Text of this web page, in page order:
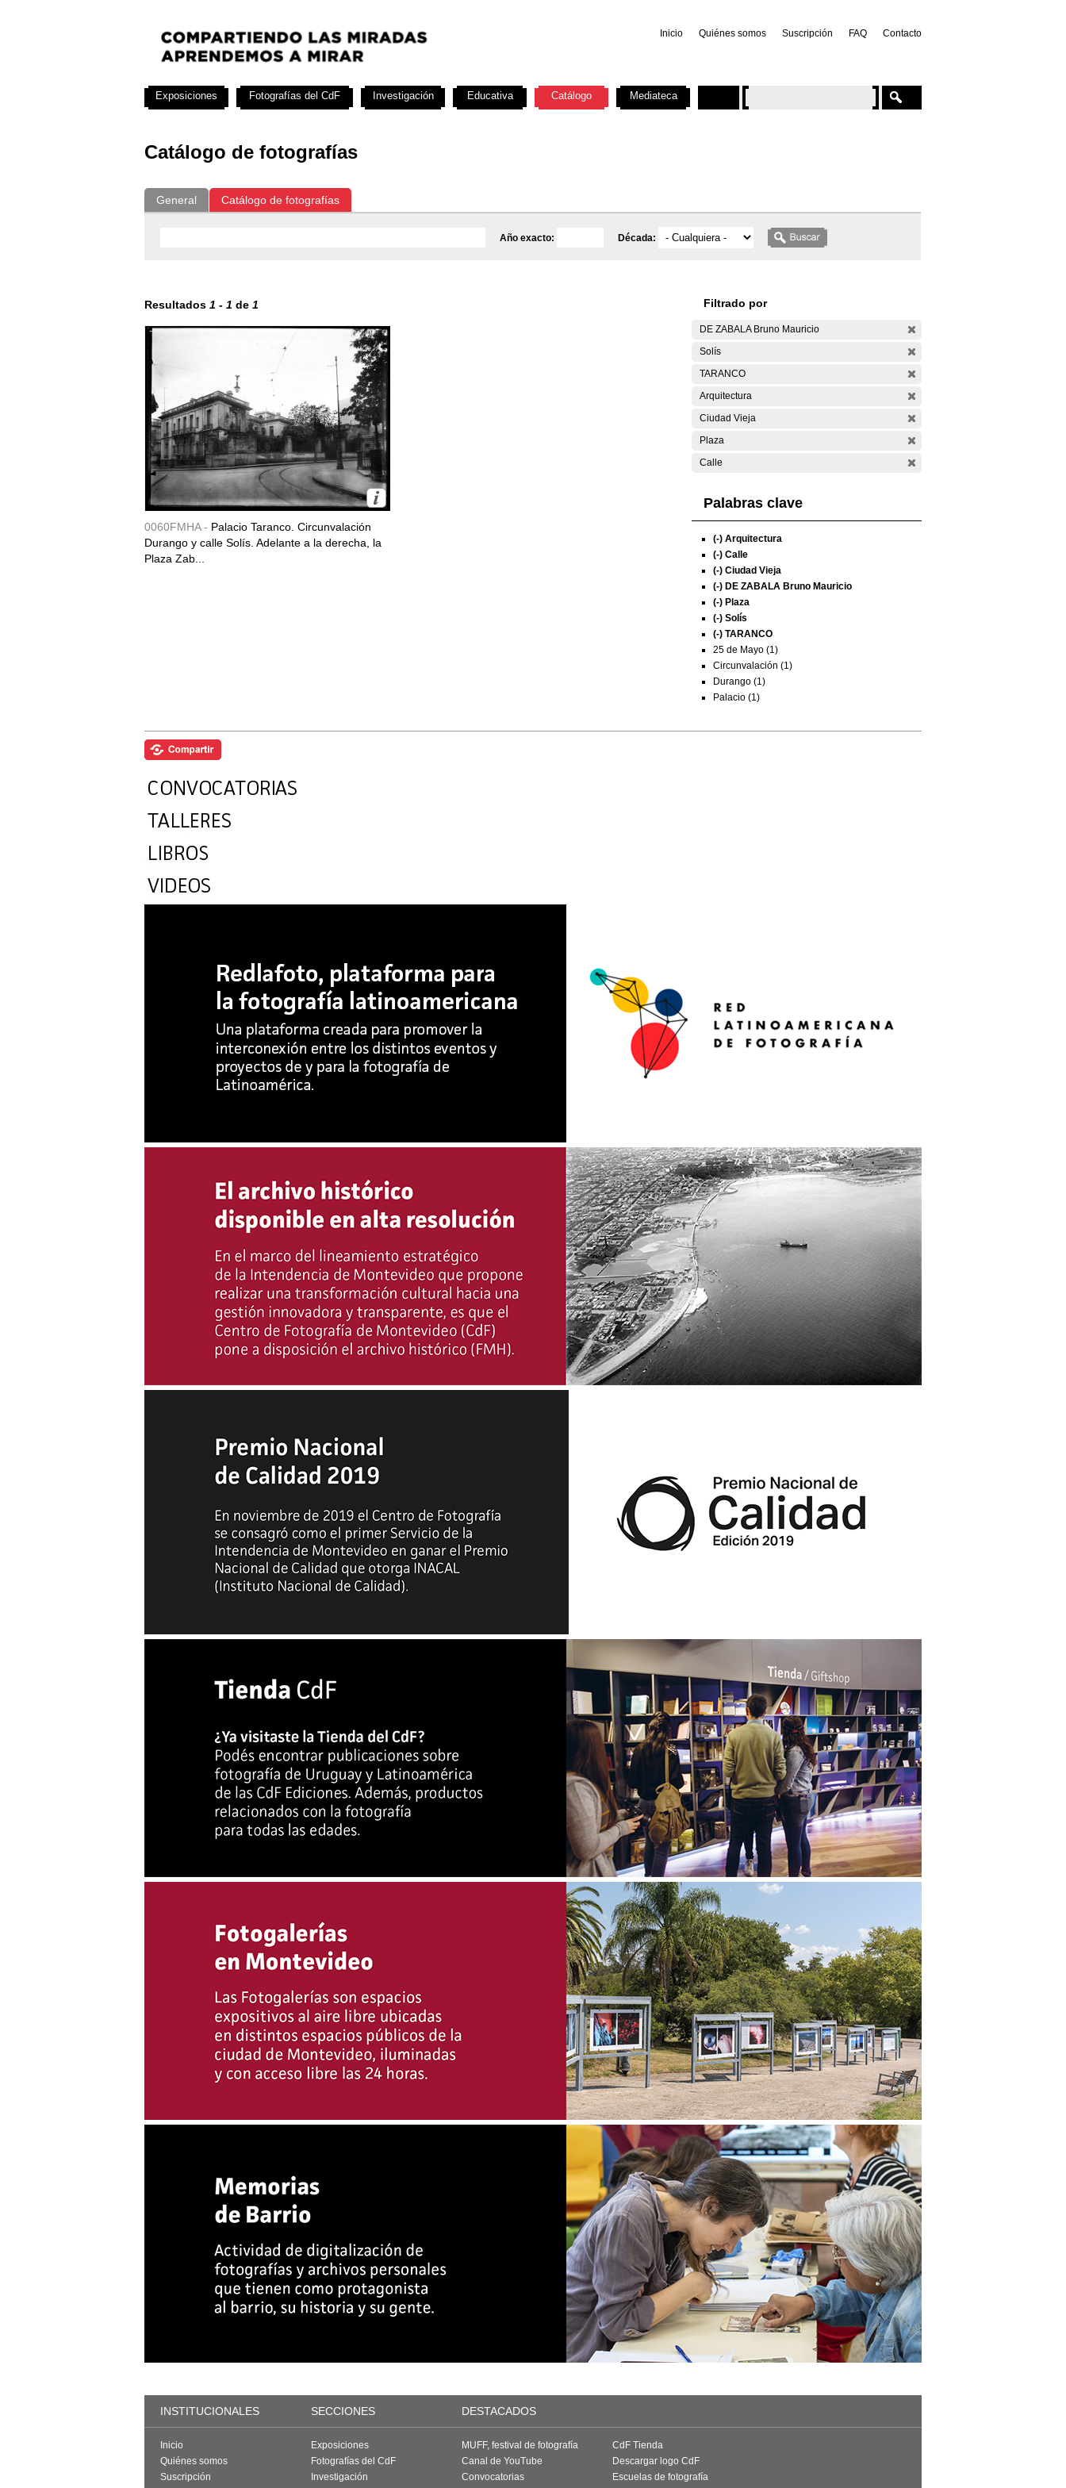
Inicio Quiénes somos Suscripción FAQ Contacto
Catálogo de fotografías
General Catálogo de fotografías
Año exacto: Década:
Resultados 1 - 1 de 1
0060FMHA - Palacio Taranco. Circunvalación
Durango y calle Solís. Adelante a la derecha, la
Plaza Zab...
Filtrado por
DE ZABALA Bruno Mauricio
Solís
TARANCO
Arquitectura
Ciudad Vieja
Plaza
Calle
Palabras clave
(-) Arquitectura
(-) Calle
(-) Ciudad Vieja
(-) DE ZABALA Bruno Mauricio
(-) Plaza
(-) Solís
(-) TARANCO
25 de Mayo (1)
Circunvalación (1)
Durango (1)
Palacio (1)
Exposiciones Fotografías del CdF Investigación Educativa Catálogo Mediateca
INSTITUCIONALES SECCIONES DESTACADOS
Inicio
Quiénes somos
Suscripción
Exposiciones
Fotografías del CdF
Investigación
MUFF, festival de fotografía
Canal de YouTube
Convocatorias
CdF Tienda
Descargar logo CdF
Escuelas de fotografía